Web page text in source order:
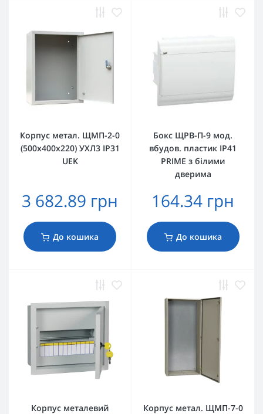
Корпус метал. ЩМП-2-0
(500х400х220) УХЛ3 IP31
UEK
3 682.89 грн
До кошика
Бокс ЩРВ-П-9 мод.
вбудов. пластик IP41
PRIME з білими
дверима
164.34 грн
До кошика
Корпус металевий
Корпус метал. ЩМП-7-0